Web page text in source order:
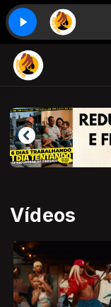
Vídeos